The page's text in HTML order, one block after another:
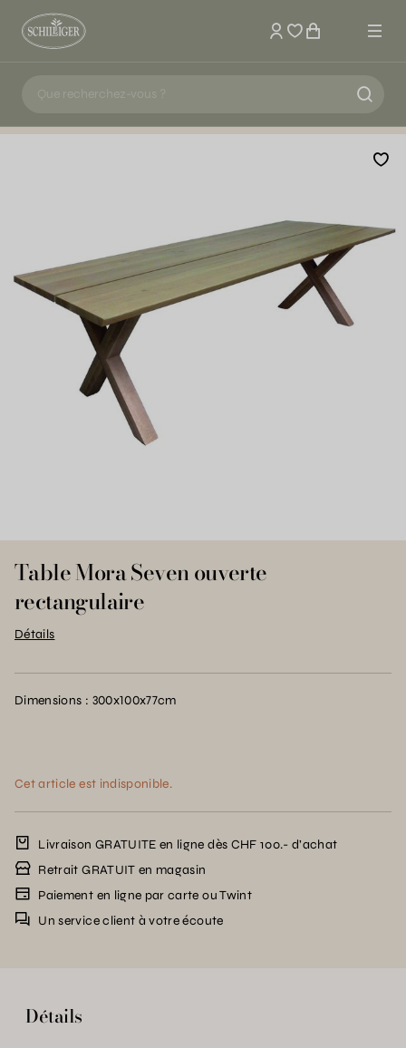
Mon compte
Table Mora Seven ouverte
rectangulaire
Détails
Dimensions : 300x100x77cm
Cet article est indisponible.
Livraison GRATUITE en ligne dès CHF 100.- d’achat
Retrait GRATUIT en magasin
Paiement en ligne par carte ou Twint
Un service client à votre écoute
Détails